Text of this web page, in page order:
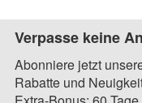
Verpasse keine
Abonniere jetzt
Rabatte und